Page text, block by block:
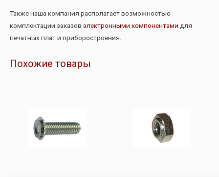
Также наша компания располагает возможностью
комплектации заказов электронными компонентами для
печатных плат и приборостроения.
Похожие товары